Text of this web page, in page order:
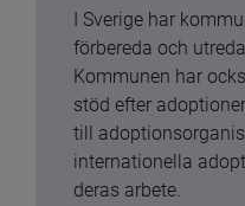
I Sverige har
förbereda och
Kommunen har
stöd efter
till
internationella
deras arbete.